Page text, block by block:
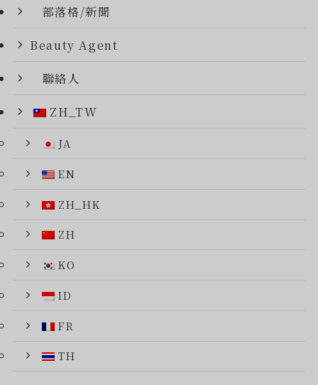
部落格/新聞
Beauty Agent
聯絡人
ZH_TW
JA
EN
ZH_HK
ZH
KO
ID
FR
TH